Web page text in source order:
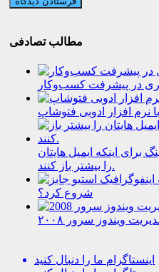
مطالب تصادفی
در پیشرفت کسب‌وکار
نرم افزار ادوبی فتوشاپ
مارکتینگ برای اینکه ایمیل هایتان
را بیشتر باز کنند.
شروع کرد؟
اینستاگرام ما را دنبال کنید